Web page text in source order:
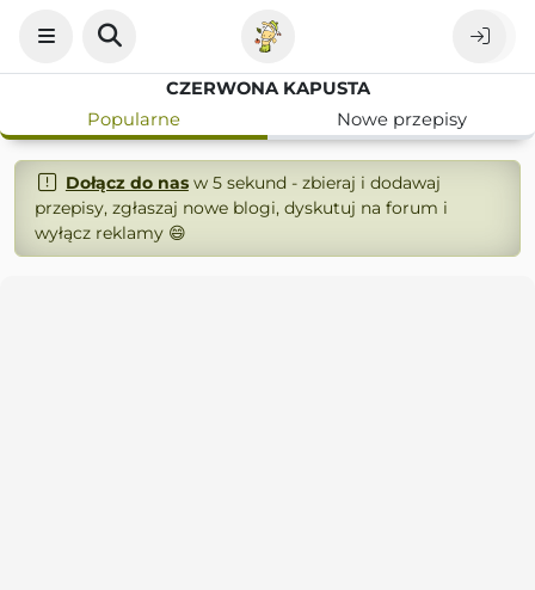
CZERWONA KAPUSTA
Popularne
Nowe przepisy
Dołącz do nasw 5 sekund - zbieraj i dodawaj
przepisy, zgłaszaj nowe blogi, dyskutuj na forum i
wyłącz reklamy 😄